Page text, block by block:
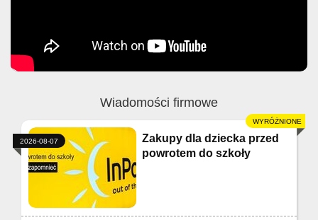
Wiadomości firmowe
Zakupy dla dziecka przed
powrotem do szkoły
2026-08-07